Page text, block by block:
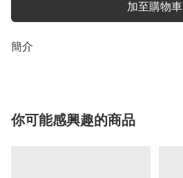
加至購物車
簡介
你可能感興趣的商品